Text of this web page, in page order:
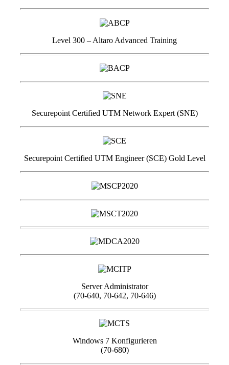
Level 300 – Altaro Advanced Training
Securepoint Certified UTM Network Expert (SNE)
Securepoint Certified UTM Engineer (SCE) Gold Level
Server Administrator
(70-640, 70-642, 70-646)
Windows 7 Konfigurieren
(70-680)